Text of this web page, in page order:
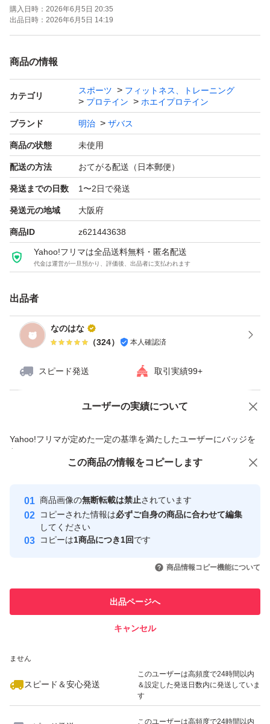
【内容量】900g
購入日時： 2026年6月5日 20:35
出品日時： 2026年6月5日 14:19
商品の情報
カテゴリ
スポーツ
フィットネス、トレーニング
プロテイン
ホエイプロテイン
ブランド 明治 ザバス
商品の状態 未使用
配送の方法 おてがる配送（日本郵便）
発送までの日数 1〜2日で発送
発送元の地域 大阪府
商品ID z621443638
Yahoo!フリマは全品送料無料・匿名配送
代金は運営が一旦預かり、評価後、出品者に支払われます
出品者
なのはな
（324） 本人確認済
スピード発送 取引実績99+
ユーザーの実績について
Yahoo!フリマが定めた一定の基準を満たしたユーザーにバッジを
付与しています
安心取引出品者
心・安全なユーザーです
取引実績
引を完了させた実績があります
での取引実績があります
ません
スピード＆安心発送
このユーザーは高頻度で24時間以内
＆設定した発送日数内に発送していま
す
このユーザーは高頻度で24時間以内
価格の相談 商品への質問
この商品の情報をコピーします
商品画像の無断転載は禁止されています
コピーされた情報は必ずご自身の商品に合わせて編集
してください
コピーは1商品につき1回です
商品情報コピー機能について
出品ページへ
キャンセル
この商品をみている人にオススメ